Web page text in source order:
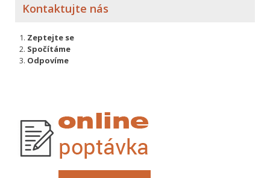
Kontaktujte nás
Zeptejte se
Spočítáme
Odpovíme